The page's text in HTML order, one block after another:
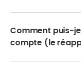
Comment puis-
compte (le